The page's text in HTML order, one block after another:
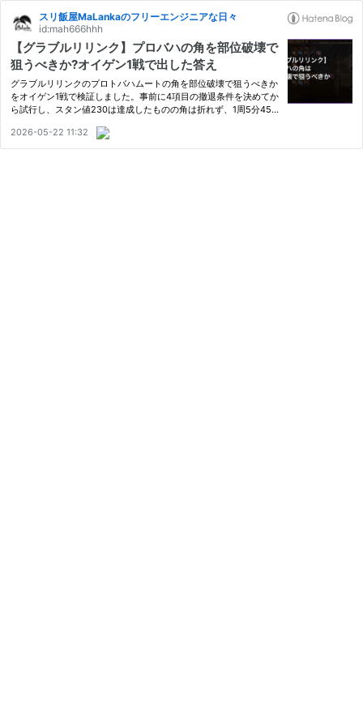
スリ飯屋MaLankaのフリーエンジニアな日々
id:mah666hhh
【グラブルリリンク】プロバハの角を部位破壊で
狙うべきか?オイゲン1戦で出した答え
グラブルリリンクのプロトバハムートの角を部位破壊で狙うべきか
をオイゲン1戦で検証しました。事前に4項目の撤退条件を決めてか
ら試行し、スタン値230は達成したものの角は折れず、1周5分45
で2026年5月時点の仕様で解説します。
2026-05-22 11:32